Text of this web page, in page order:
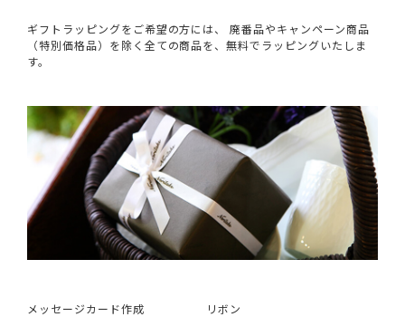
ギフトラッピングをご希望の方には、 廃番品やキャンペーン商品
（特別価格品）を除く全ての商品を、無料でラッピングいたしま
す。
メッセージカード作成 リボン